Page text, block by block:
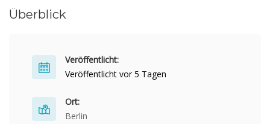
Überblick
Veröffentlicht:
Veröffentlicht vor 5 Tagen
Ort:
Berlin